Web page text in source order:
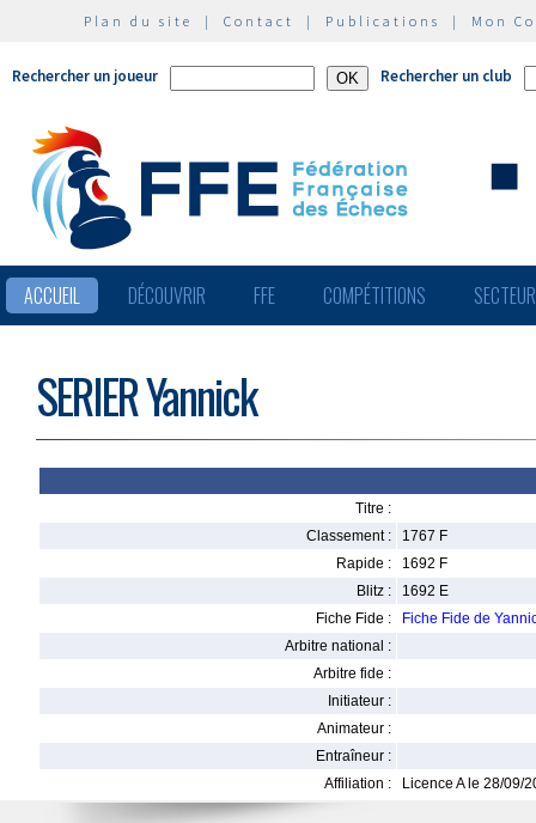
Plan du site | Contact | Publications | Mon
Rechercher un joueur Rechercher un club
ACCUEIL DÉCOUVRIR FFE COMPÉTITIONS
SERIER Yannick
Titre :
Classement :
1767 F
Rapide :
1692 F
Blitz :
1692 E
Fiche Fide :
Fiche Fide de
Arbitre national :
Arbitre fide :
Initiateur :
Animateur :
Entraîneur :
Affiliation :
Licence A le 28/09/